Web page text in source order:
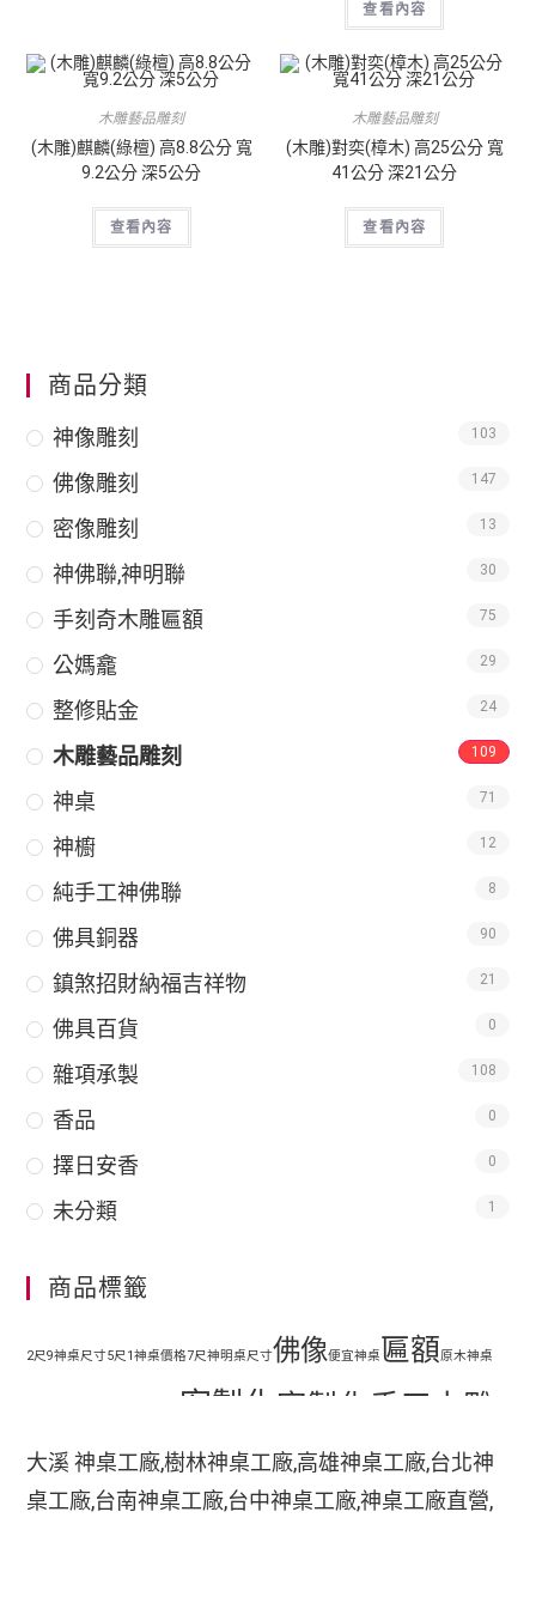
查看內容
木雕藝品雕刻
(木雕)麒麟(綠檀) 高8.8公分 寬
9.2公分 深5公分
查看內容
木雕藝品雕刻
(木雕)對奕(樟木) 高25公分 寬
41公分 深21公分
查看內容
商品分類
神像雕刻 103
佛像雕刻 147
密像雕刻 13
神佛聯,神明聯 30
手刻奇木雕匾額 75
公媽龕 29
整修貼金 24
木雕藝品雕刻 109
神桌 71
神櫥 12
純手工神佛聯 8
佛具銅器 90
鎮煞招財納福吉祥物 21
佛具百貨 0
雜項承製 108
香品 0
擇日安香 0
未分類 1
商品標籤
2尺9神桌尺寸5尺1神桌價格7尺神明桌尺寸佛像便宜神桌匾額原木神桌
客製化 客製化手工木雕
匾額客製化手工雕刻匾額客製化整修貼金彩
手工木
大溪 神桌工廠,樹林神桌工廠,高雄神桌工廠,台北神
桌工廠,台南神桌工廠,台中神桌工廠,神桌工廠直營,